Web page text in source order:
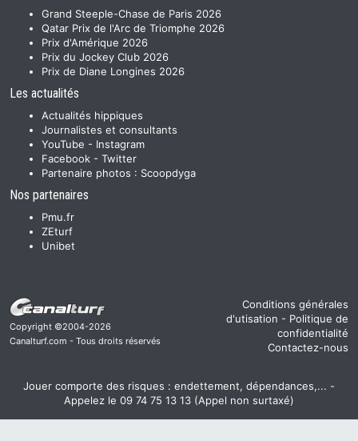
Grand Steeple-Chase de Paris 2026
Qatar Prix de l'Arc de Triomphe 2026
Prix d'Amérique 2026
Prix du Jockey Club 2026
Prix de Diane Longines 2026
Les actualités
Actualités hippiques
Journalistes et consultants
YouTube - Instagram
Facebook - Twitter
Partenaire photos : Scoopdyga
Nos partenaires
Pmu.fr
ZEturf
Unibet
Copyright ©2004-2026
Canalturf.com - Tous droits réservés
Conditions générales
d'utisation - Politique de
confidentialité
Contactez-nous
Jouer comporte des risques : endettement, dépendances,... -
Appelez le 09 74 75 13 13 (Appel non surtaxé)